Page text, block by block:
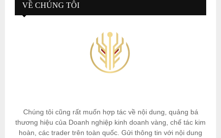
VỀ CHÚNG TÔI
Chúng tôi cũng rất muốn hợp tác về nội dung, quảng bá
thương hiệu của Doanh nghiệp kinh doanh vàng, chế tác kim
hoàn, các trader trên toàn quốc. Gửi thông tin với nội dung